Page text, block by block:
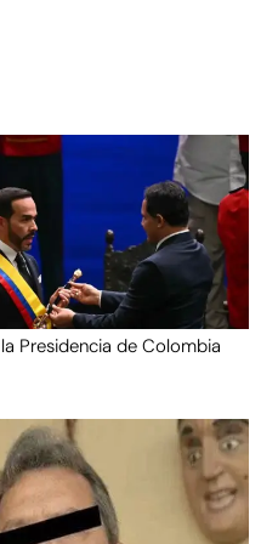
Presidencia de Colombia